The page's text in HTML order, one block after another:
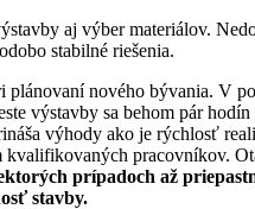
aj výber materiálov.
stabilné riešenia.
nového bývania. V
výstavby sa behom pár
výhody ako je rýchlosť
pracovníkov.
prípadoch až
stavby.